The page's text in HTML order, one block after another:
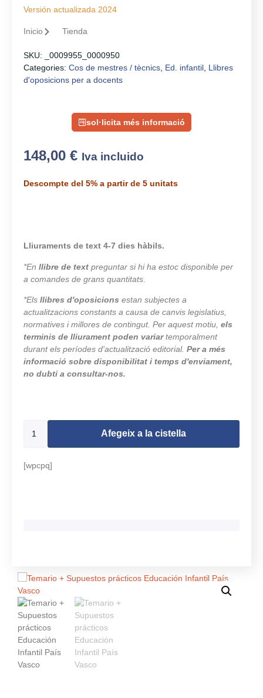
Versión actualizada 2024
Inicio Tienda
SKU:
_0009955_0000950
Categories: Cos de mestres / tècnics Ed. infantil Llibres
d'oposicions per a docents
sol·licita més informació
148,00 € Iva incluido
Descompte del 5% a partir de 5 unitats
Lliuraments de text 4-7 dies hàbils.
*En llibre de text preguntar si hi ha estoc disponible per
a comandes de grans quantitats
*Els llibres d'oposicions estan subjectes a
actualitzacions constants a causa de canvis legislatius,
normatives i millores de contingut. Per aquest motiu, els
terminis de lliurament poden variartemporalment
durant els períodes d'actualització editorial. Per a més
informació sobre disponibilitat i temps d'enviament,
no dubti a consultar-nos.
Afegeix a la cistella
[wpcpq]